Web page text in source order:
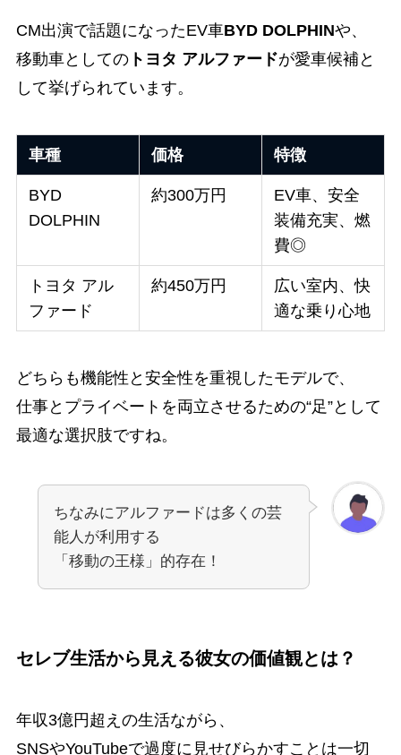
CM出演で話題になったEV車BYD DOLPHINや、
移動車としてのトヨタ アルファードが愛車候補と
して挙げられています。
車種 価格 特徴
BYD
DOLPHIN
約300万円
EV車、安全
装備充実、燃
費◎
トヨタ アル
ファード
約450万円
広い室内、快
適な乗り心地
どちらも機能性と安全性を重視したモデルで、
仕事とプライベートを両立させるための“足”として
最適な選択肢ですね。
ちなみにアルファードは多くの芸
能人が利用する
「移動の王様」的存在！
セレブ生活から見える彼女の価値観とは？
年収3億円超えの生活ながら、
SNSやYouTubeで過度に見せびらかすことは一切